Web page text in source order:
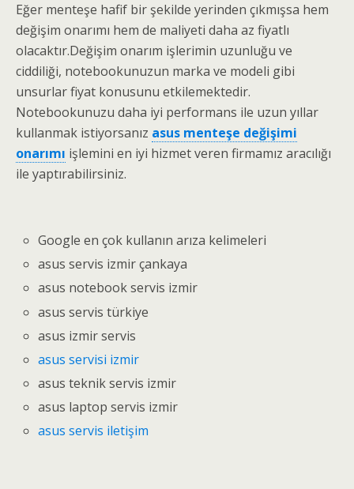
Eğer menteşe hafif bir şekilde yerinden çıkmışsa hem
değişim onarımı hem de maliyeti daha az fiyatlı
olacaktır.Değişim onarım işlerimin uzunluğu ve
ciddiliği, notebookunuzun marka ve modeli gibi
unsurlar fiyat konusunu etkilemektedir.
Notebookunuzu daha iyi performans ile uzun yıllar
kullanmak istiyorsanız asus menteşe değişimi
onarımı işlemini en iyi hizmet veren firmamız aracılığı
ile yaptırabilirsiniz.
Google en çok kullanın arıza kelimeleri
asus servis izmir çankaya
asus notebook servis izmir
asus servis türkiye
asus izmir servis
asus servisi izmir
asus teknik servis izmir
asus laptop servis izmir
asus servis iletişim